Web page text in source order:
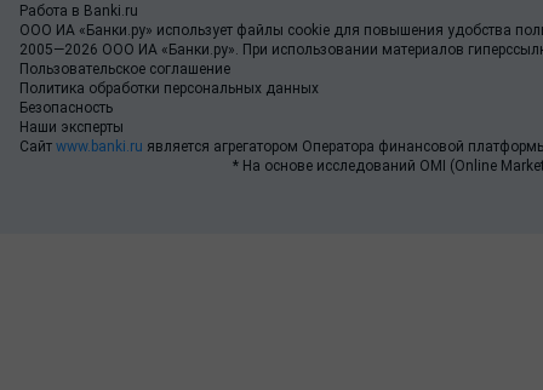
Работа в Banki.ru
ООО ИА «Банки.ру» использует файлы cookie для повышения удобства
2005—2026 ООО ИА «Банки.ру». При использовании материалов
Пользовательское соглашение
Политика обработки персональных данных
Безопасность
Наши эксперты
Сайт www.banki.ru является агрегатором Оператора финансовой
* На основе исследований OMI (Online